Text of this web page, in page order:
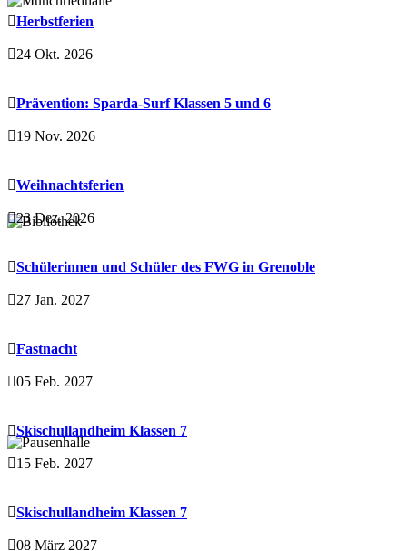
Herbstferien
24 Okt. 2026
Prävention: Sparda-Surf Klassen 5 und 6
19 Nov. 2026
Weihnachtsferien
23 Dez. 2026
Schülerinnen und Schüler des FWG in Grenoble
27 Jan. 2027
Fastnacht
05 Feb. 2027
Skischullandheim Klassen 7
15 Feb. 2027
Skischullandheim Klassen 7
08 März 2027